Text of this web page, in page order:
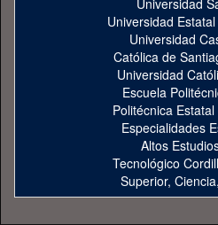
Universidad
Universidad
Universidad
Católica de
Universidad
Escuela
Politécnica
Especialidades
Altos
Tecnológico
Superior,